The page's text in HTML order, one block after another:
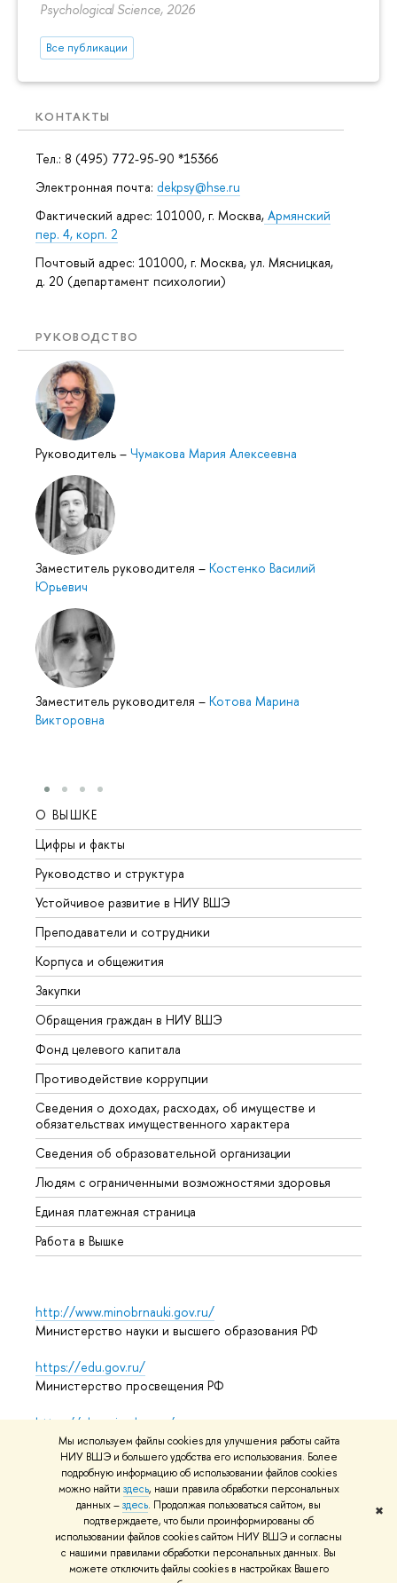
Мы используем файлы cookies для улучшения работы сайта
НИУ ВШЭ и большего удобства его использования. Более
подробную информацию об использовании файлов cookies
можно найти здесь, наши правила обработки персональных
данных –здесь. Продолжая пользоваться сайтом, вы
подтверждаете, что были проинформированы об
использовании файлов cookies сайтом НИУ ВШЭ и согласны
с нашими правилами обработки персональных данных. Вы
можете отключить файлы cookies в настройках Вашего
✖
Psychological Science, 2026
Все публикации
КОНТАКТЫ
Тел.: 8 (495) 772-95-90 *15366
Электронная почта: dekpsy@hse.ru
Фактический адрес: 101000, г. Москва, Армянский
пер. 4, корп. 2
Почтовый адрес: 101000, г. Москва, ул. Мясницкая,
д. 20 (департамент психологии)
РУКОВОДСТВО
Руководитель – Чумакова Мария Алексеевна
Заместитель руководителя – Костенко Василий
Юрьевич
Заместитель руководителя – Котова Марина
Викторовна
О ВЫШКЕ
Цифры и факты
Руководство и структура
Устойчивое развитие в НИУ ВШЭ
Преподаватели и сотрудники
Корпуса и общежития
Закупки
Обращения граждан в НИУ ВШЭ
Фонд целевого капитала
Противодействие коррупции
Сведения о доходах, расходах, об имуществе и
обязательствах имущественного характера
Сведения об образовательной организации
Людям с ограниченными возможностями здоровья
Единая платежная страница
Работа в Вышке
http://www.minobrnauki.gov.ru/
Министерство науки и высшего образования РФ
https://edu.gov.ru/
Министерство просвещения РФ
https://elearning.hse.ru/mooc
Массовые открытые онлайн-курсы
© НИУ ВШЭ 1993–2026 Адреса и контактыУсловия
использования материаловПолитика конфиденциальности
Карта сайта
Редактору